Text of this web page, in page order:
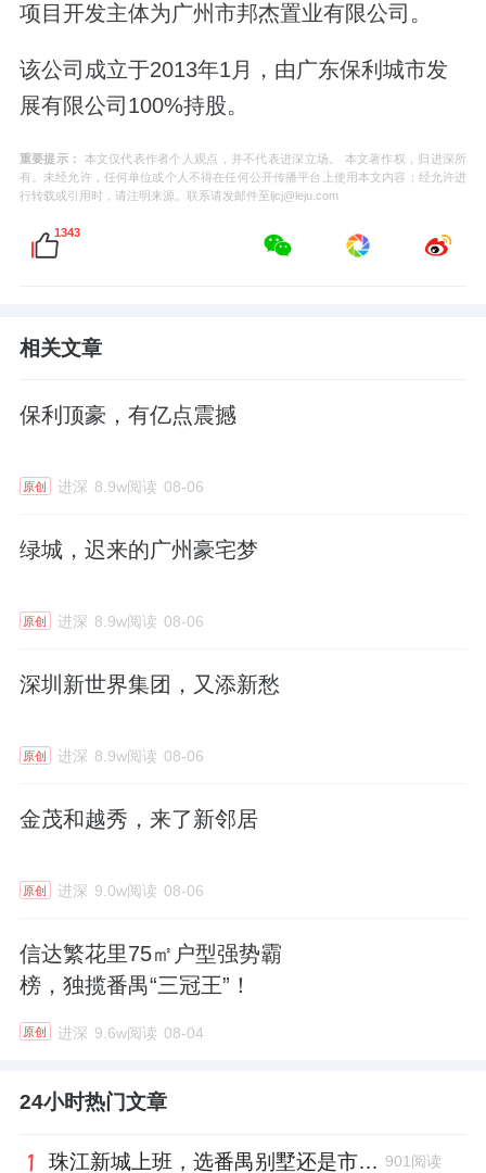
项目开发主体为广州市邦杰置业有限公司。
该公司成立于2013年1月，由广东保利城市发
展有限公司100%持股。
重要提示：
本文仅代表作者个人观点，并不代表进深立场。 本文著作权，归进深所
有。未经允许，任何单位或个人不得在任何公开传播平台上使用本文内容；经允许进
行转载或引用时，请注明来源。联系请发邮件至ljcj@leju.com
1343
相关文章
保利顶豪，有亿点震撼
原创 进深 8.9w阅读 08-06
绿城，迟来的广州豪宅梦
原创 进深 8.9w阅读 08-06
深圳新世界集团，又添新愁
原创 进深 8.9w阅读 08-06
金茂和越秀，来了新邻居
原创 进深 9.0w阅读 08-06
信达繁花里75㎡户型强势霸
榜，独揽番禺“三冠王”！
原创 进深 9.6w阅读 08-04
24小时热门文章
珠江新城上班，选番禺别墅还是市区大平层？2026年置业参考指南 901阅读